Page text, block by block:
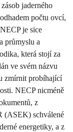
jaderného
počtu ovcí,
je sice
průmyslu a
která stojí za
ve svém názvu
zmírnit probíhající
NECP nicméně
z
(ASEK) schválené
energetiky, a z